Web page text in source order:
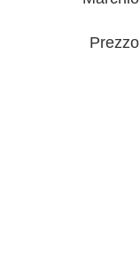
Prezzo